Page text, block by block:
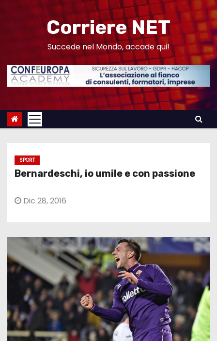
n
Corriere NET
Succede nel Mondo, accade qui!
SPORT
Bernardeschi, io umile e con passione
Dic 28, 2016